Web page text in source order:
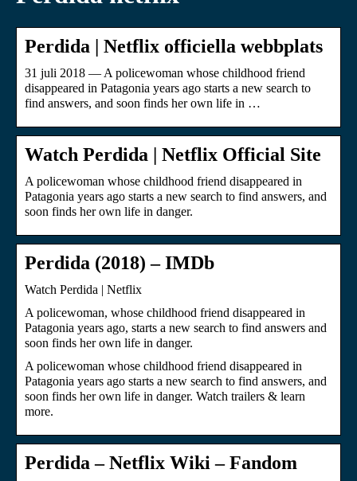
Perdida | Netflix officiella webbplats
31 juli 2018 — A policewoman whose childhood friend
disappeared in Patagonia years ago starts a new search to
find answers, and soon finds her own life in …
Watch Perdida | Netflix Official Site
A policewoman whose childhood friend disappeared in
Patagonia years ago starts a new search to find answers, and
soon finds her own life in danger.
Perdida (2018) – IMDb
Watch Perdida | Netflix
A policewoman, whose childhood friend disappeared in
Patagonia years ago, starts a new search to find answers and
soon finds her own life in danger.
A policewoman whose childhood friend disappeared in
Patagonia years ago starts a new search to find answers, and
soon finds her own life in danger. Watch trailers & learn
more.
Perdida – Netflix Wiki – Fandom